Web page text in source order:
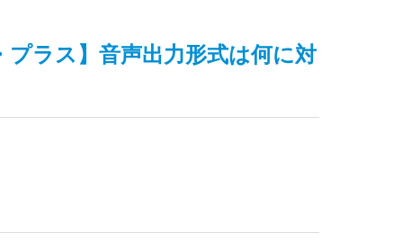
ラス】音声出力形式は何に対